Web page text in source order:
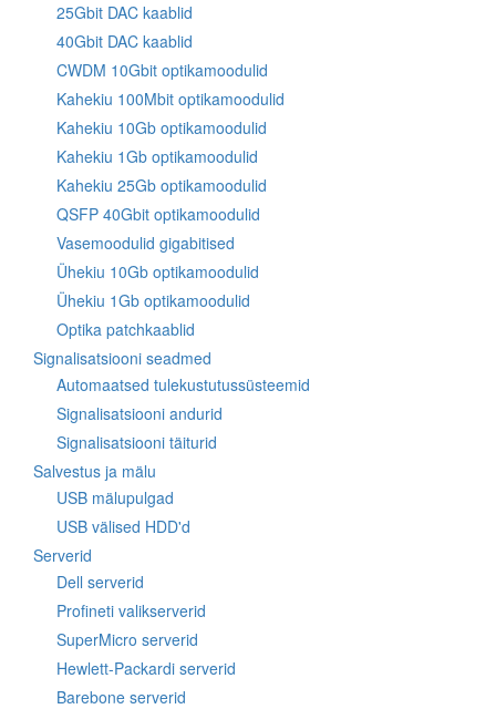
25Gbit DAC kaablid
40Gbit DAC kaablid
CWDM 10Gbit optikamoodulid
Kahekiu 100Mbit optikamoodulid
Kahekiu 10Gb optikamoodulid
Kahekiu 1Gb optikamoodulid
Kahekiu 25Gb optikamoodulid
QSFP 40Gbit optikamoodulid
Vasemoodulid gigabitised
Ühekiu 10Gb optikamoodulid
Ühekiu 1Gb optikamoodulid
Optika patchkaablid
Signalisatsiooni seadmed
Automaatsed tulekustutussüsteemid
Signalisatsiooni andurid
Signalisatsiooni täiturid
Salvestus ja mälu
USB mälupulgad
USB välised HDD'd
Serverid
Dell serverid
Profineti valikserverid
SuperMicro serverid
Hewlett-Packardi serverid
Barebone serverid